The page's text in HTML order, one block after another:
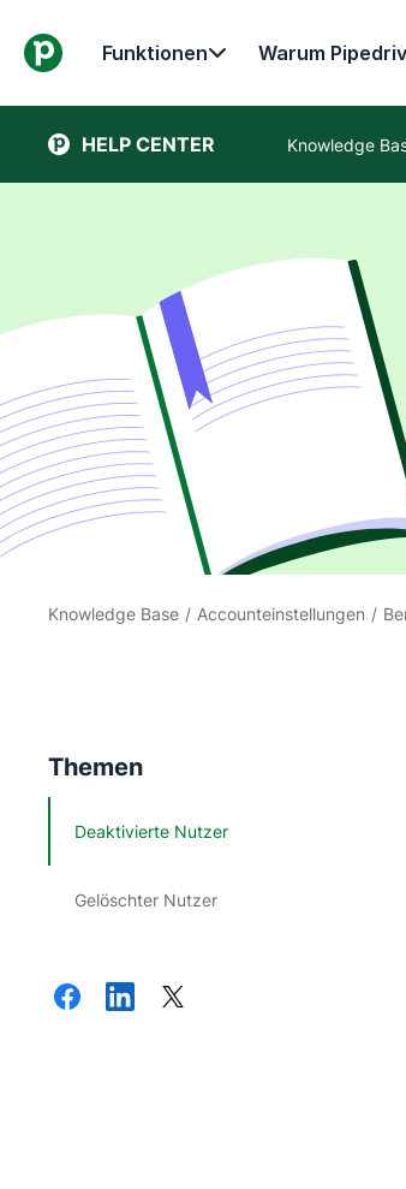
Funktionen Warum
HELP CENTER Knowledge
Knowledge Base / Accounteinstellungen /
Themen
Deaktivierte Nutzer
Gelöschter Nutzer